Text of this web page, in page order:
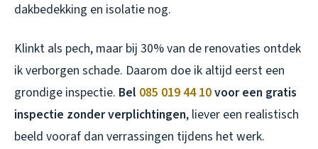
dakbedekking en isolatie nog.
Klinkt als pech, maar bij 30% van de renovaties ontdek
ik verborgen schade. Daarom doe ik altijd eerst een
grondige inspectie. Bel 085 019 44 10voor een gratis
inspectie zonder verplichtingen, liever een realistisch
beeld vooraf dan verrassingen tijdens het werk.